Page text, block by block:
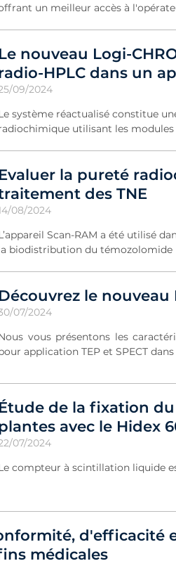
un meilleur accès à
Le nouveau Logi-
HPLC dans un
09/2024
système réactualisé constitue
utilisant les modules
Evaluer la pureté
des TNE
08/2024
Scan-RAM a été utilisé
biodistribution du témozolomide
Découvrez le nouveau
07/2024
vous présentons les
application TEP et SPECT
Étude de la fixation
avec le Hidex
07/2024
compteur à scintillation liquide
médicales